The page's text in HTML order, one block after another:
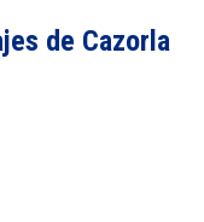
de Cazorla